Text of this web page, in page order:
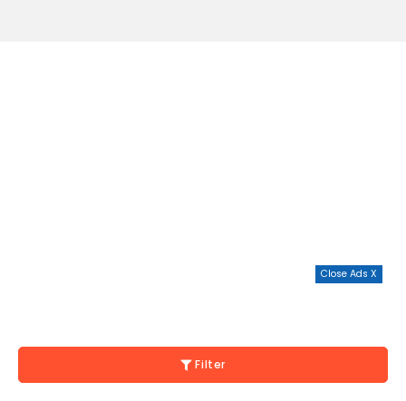
Close Ads X
Filter